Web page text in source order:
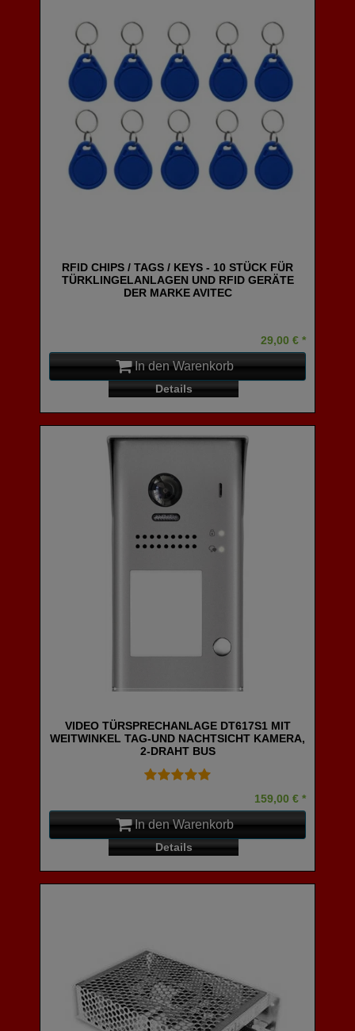
RFID CHIPS / TAGS / KEYS - 10 STÜCK FÜR
TÜRKLINGELANLAGEN UND RFID GERÄTE
DER MARKE AVITEC
29,00 € *
In den Warenkorb
Details
VIDEO TÜRSPRECHANLAGE DT617S1 MIT
WEITWINKEL TAG-UND NACHTSICHT KAMERA,
2-DRAHT BUS
159,00 € *
In den Warenkorb
Details